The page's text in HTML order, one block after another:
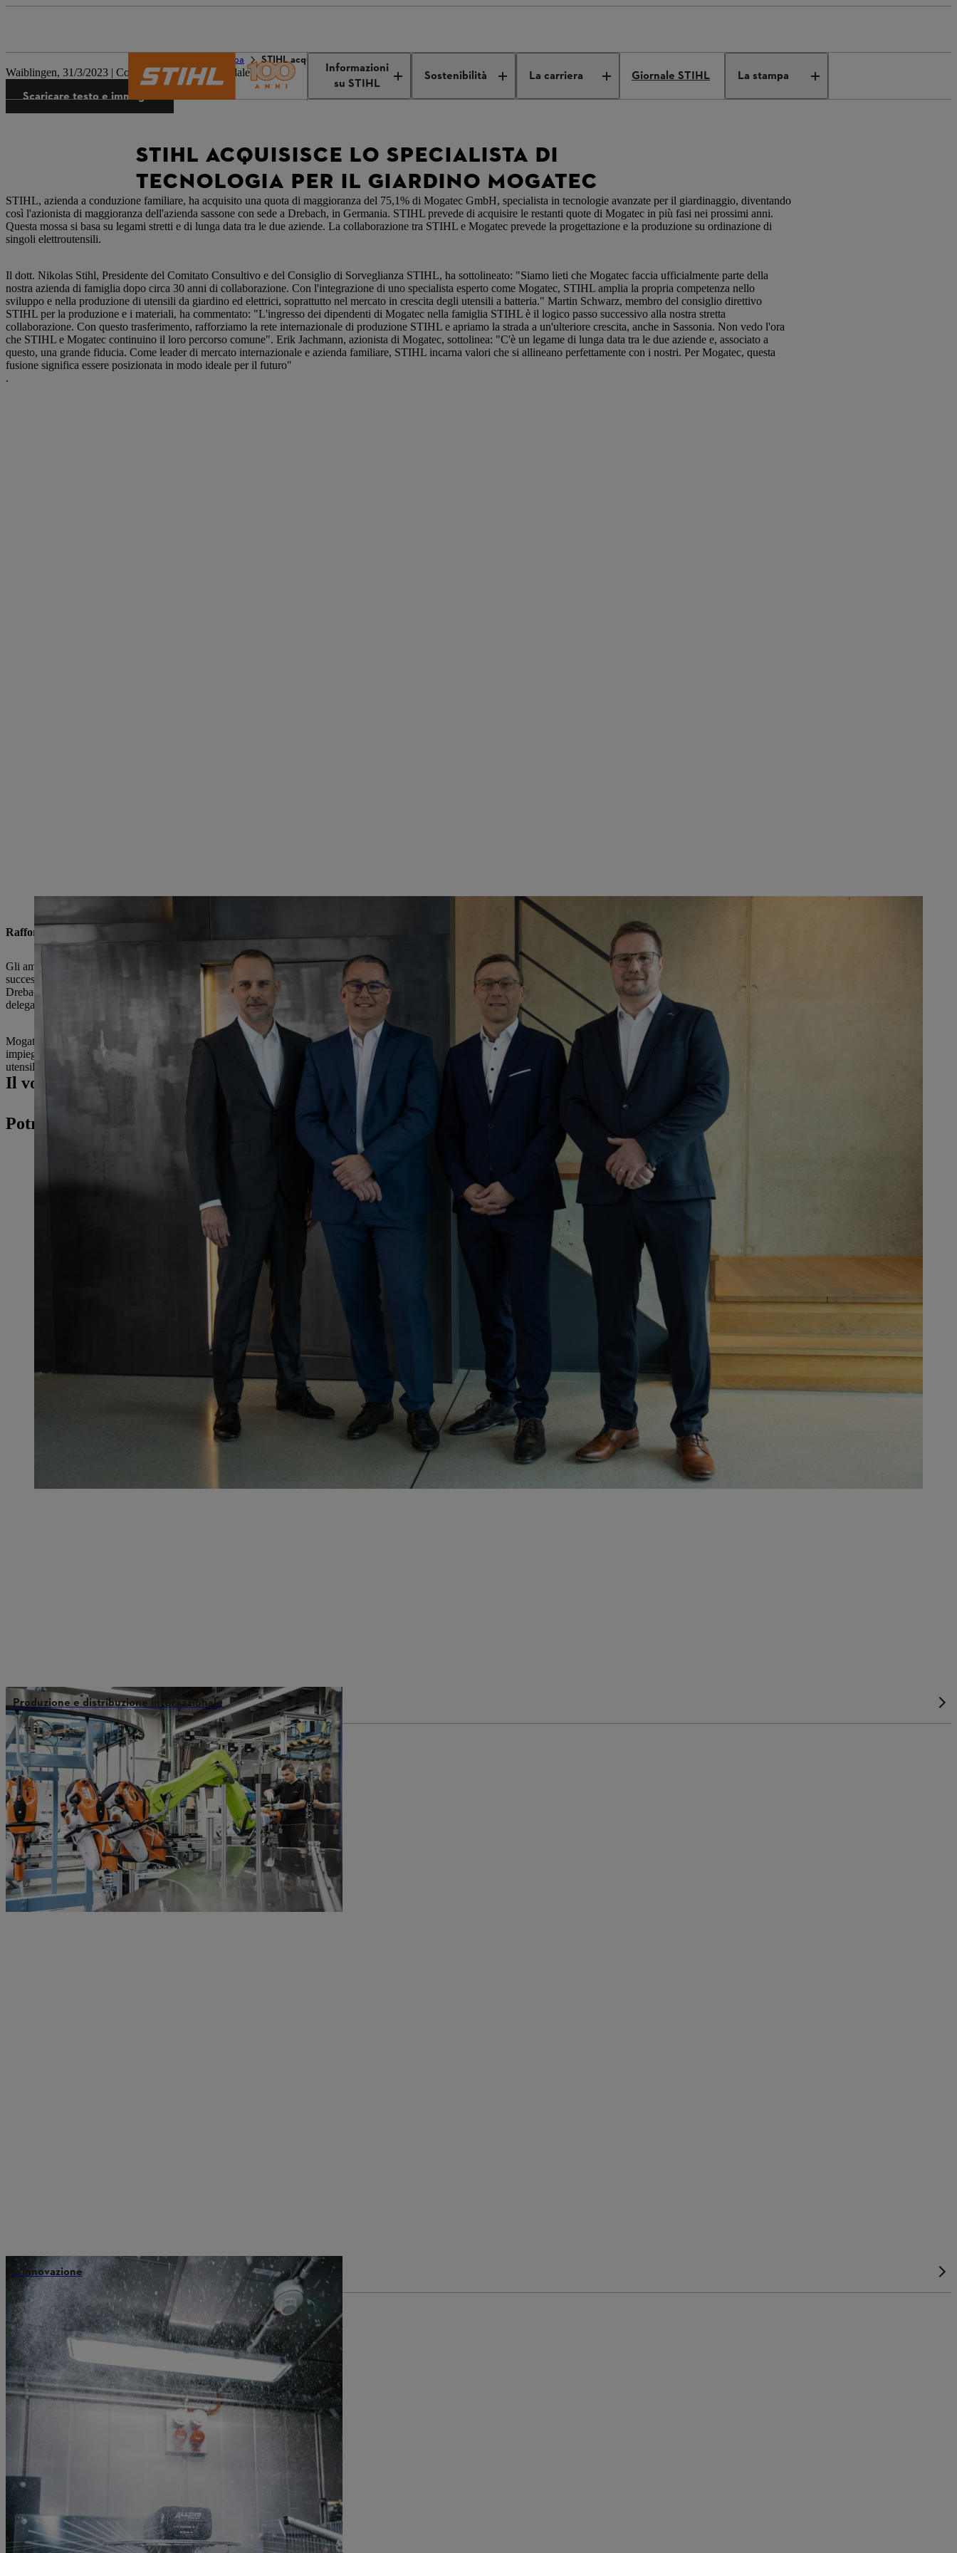
Informazioni
su STIHL
Sostenibilità La carriera Giornale STIHL La stampa
Stampa STIHL acquisisce lo specialista di tecnologia per il giardino Mogatec
Waiblingen, 31/3/2023 | Comunicato stampa aziendale
Scaricare testo e immagini
STIHL ACQUISISCE LO SPECIALISTA DI
TECNOLOGIA PER IL GIARDINO MOGATEC
STIHL, azienda a conduzione familiare, ha acquisito una quota di maggioranza del 75,1% di Mogatec GmbH, specialista in tecnologie avanzate per il giardinaggio, diventando
così l'azionista di maggioranza dell'azienda sassone con sede a Drebach, in Germania. STIHL prevede di acquisire le restanti quote di Mogatec in più fasi nei prossimi anni.
Questa mossa si basa su legami stretti e di lunga data tra le due aziende. La collaborazione tra STIHL e Mogatec prevede la progettazione e la produzione su ordinazione di
singoli elettroutensili.
Il dott. Nikolas Stihl, Presidente del Comitato Consultivo e del Consiglio di Sorveglianza STIHL, ha sottolineato: "Siamo lieti che Mogatec faccia ufficialmente parte della
nostra azienda di famiglia dopo circa 30 anni di collaborazione. Con l'integrazione di uno specialista esperto come Mogatec, STIHL amplia la propria competenza nello
sviluppo e nella produzione di utensili da giardino ed elettrici, soprattutto nel mercato in crescita degli utensili a batteria." Martin Schwarz, membro del consiglio direttivo
STIHL per la produzione e i materiali, ha commentato: "L'ingresso dei dipendenti di Mogatec nella famiglia STIHL è il logico passo successivo alla nostra stretta
collaborazione. Con questo trasferimento, rafforziamo la rete internazionale di produzione STIHL e apriamo la strada a un'ulteriore crescita, anche in Sassonia. Non vedo l'ora
che STIHL e Mogatec continuino il loro percorso comune". Erik Jachmann, azionista di Mogatec, sottolinea: "C'è un legame di lunga data tra le due aziende e, associato a
questo, una grande fiducia. Come leader di mercato internazionale e azienda familiare, STIHL incarna valori che si allineano perfettamente con i nostri. Per Mogatec, questa
fusione significa essere posizionata in modo ideale per il futuro"
.
In attesa di andare avanti insieme (da sinistra): Erik Jachmann (azionista di Mogatec), Martin Schwarz (membro del consiglio direttivo di STIHL) e Alexander Gränitz e Tobias Wetzel (amministratori delegati di Mogatec).
Rafforzamento della sede sassone di Drebach
Gli amministratori delegati di Mogatec Tobias Wetzel e Alexander Gränitz affermano: "La nostra integrazione nel Gruppo STIHL è l'inizio di un nuovo capitolo nella storia di
successo di Mogatec che dura da oltre 30 anni. Con un'azienda leader a livello mondiale come STIHL al nostro fianco, stiamo rafforzando in modo sostenibile il nostro sito di
Drebach". L'azienda a conduzione familiare STIHL intende portare avanti Mogatec come azienda indipendente dal punto di vista operativo come in passato. Gli amministratori
delegati di Mogatec, Tobias Wetzel e Alexander Gränitz, continueranno a gestire congiuntamente l'azienda con sede in Sassonia.
Mogatec GmbH è un'azienda specializzata in tecnologie avanzate per il giardinaggio ed è stata fondata nel 1992. Dopo aver iniziato con un organico di 15 persone, oggi ne
impiega circa 430 presso la sede centrale di Drebach, in Sassonia, e produce componenti utilizzati nella fabbricazione di sistemi di trasmissione, accoppiamento e taglio, nonché
utensili elettrici e a batteria per il giardinaggio. Nel 2021 Mogatec ha generato un fatturato di circa 100 milioni di euro.
Il vostro contatto stampa
Potresti essere interessato anche a
Produzione e distribuzione internazionale
L'innovazione